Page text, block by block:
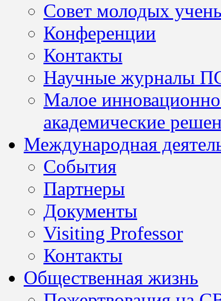
Совет молодых
Конференции
Контакты
Научные журналы
Малое
академические
Международная
События
Партнеры
Документы
Visiting Professor
Контакты
Общественная жизнь